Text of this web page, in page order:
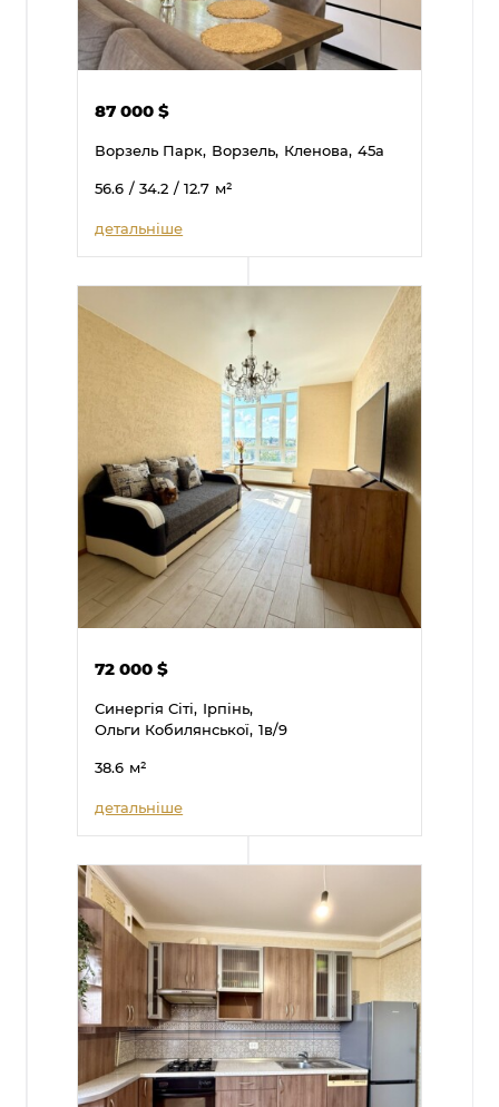
87 000$
Ворзель Парк, Ворзель, Кленова, 45а
56.6 / 34.2 / 12.7 м²
детальніше
72 000$
Синергія Сіті, Ірпінь,
Ольги Кобилянської, 1в/9
38.6 м²
детальніше